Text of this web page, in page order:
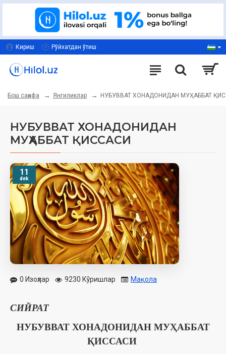
Кириш Рўйхатдан ўтиш
Бош саҳифа Янгиликлар НУБУВВАТ ХОНАДОНИДАН МУҲАББАТ
НУБУВВАТ ХОНАДОНИДАН
МУҲАББАТ ҚИССАСИ
11
dek
0 Изоҳлар 9230 Кўришлар Мақола
СИЙРАТ
НУБУВВАТ ХОНАДОНИДАН МУҲАББАТ
ҚИССАСИ